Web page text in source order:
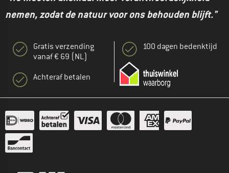
nemen, zodat de natuur voor ons behouden blijft."
Gratis verzending
vanaf € 69 (NL)
Achteraf betalen
100 dagen bedenktijd